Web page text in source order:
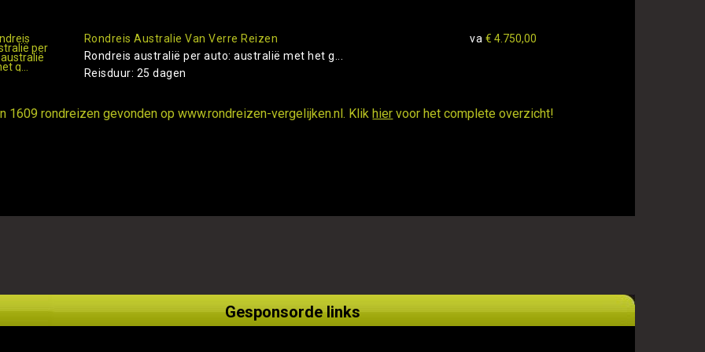
Rondreis Australie Van Verre Reizen
Rondreis australië per auto: australië met het g...
Reisduur: 25 dagen
va € 4.750,00
1609 rondreizen gevonden op www.rondreizen-vergelijken.nl. Klikhier voor het complete overzicht!
Gesponsorde links